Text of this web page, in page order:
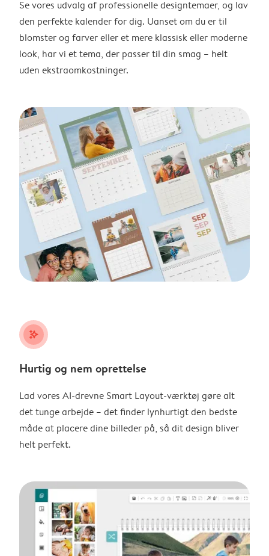
Se vores udvalg af professionelle designtemaer, og lav
den perfekte kalender for dig. Uanset om du er til
blomster og farver eller et mere klassisk eller moderne
look, har vi et tema, der passer til din smag – helt
uden ekstraomkostninger.
stars_plus
Hurtig og nem oprettelse
Lad vores AI-drevne Smart Layout-værktøj gøre alt
det tunge arbejde – det finder lynhurtigt den bedste
måde at placere dine billeder på, så dit design bliver
helt perfekt.